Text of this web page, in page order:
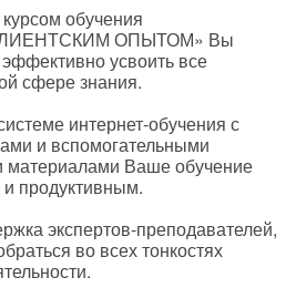
обучения
ОПЫТОМ» Вы
усвоить все
сфере знания.
интернет-обучения с
и вспомогательными
материалами Ваше обучение
продуктивным.
экспертов-преподавателей,
во всех тонкостях